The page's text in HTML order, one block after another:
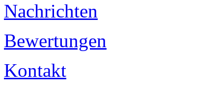
Nachrichten
Bewertungen
Kontakt